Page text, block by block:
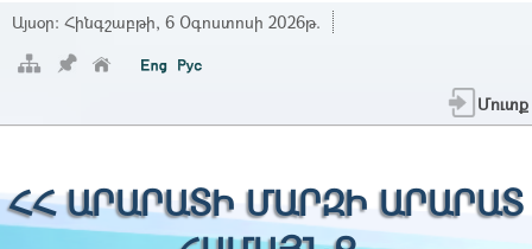
Այսօր: Հինգշաբթի, 6 Օգոստոսի 2026թ.
Մուտք
ՀՀ ԱՐԱՐԱՏԻ ՄԱՐԶԻ ԱՐԱՐԱՏ